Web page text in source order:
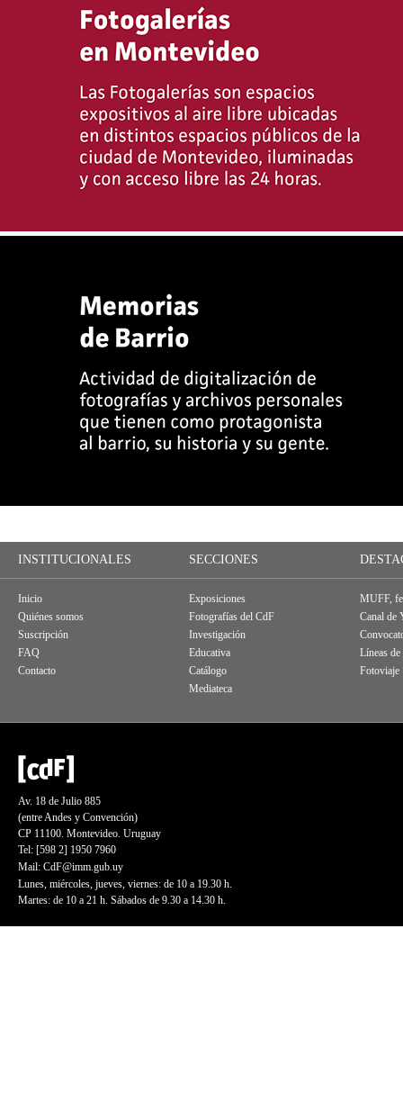
INSTITUCIONALES SECCIONES
Inicio
Quiénes somos
Suscripción
FAQ
Contacto
Exposiciones
Fotografías del CdF
Investigación
Educativa
Catálogo
Mediateca
MUFF,
Canal de
Líneas
Fotoviaje
Av. 18 de Julio 885
(entre Andes y Convención)
CP 11100. Montevideo. Uruguay
Tel: [598 2] 1950 7960
Mail: CdF@imm.gub.uy
Lunes, miércoles, jueves, viernes: de 10 a 19.30 h.
Martes: de 10 a 21 h. Sábados de 9.30 a 14.30 h.